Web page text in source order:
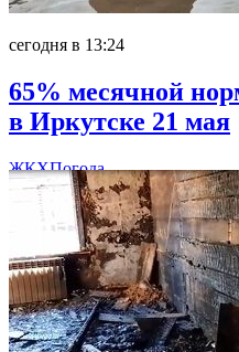
сегодня в 13:24
65% месячной
в Иркутске 21 мая
ЖКХПогода